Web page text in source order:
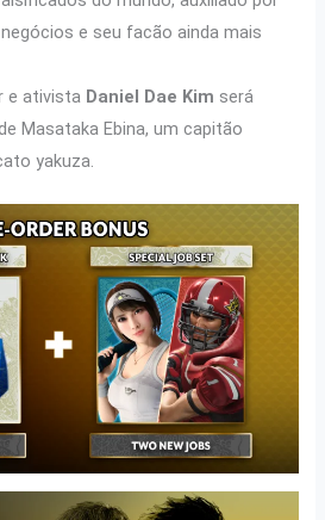
e seu facão ainda mais
e ativista Daniel Dae Kim será
Masataka Ebina, um capitão
yakuza.